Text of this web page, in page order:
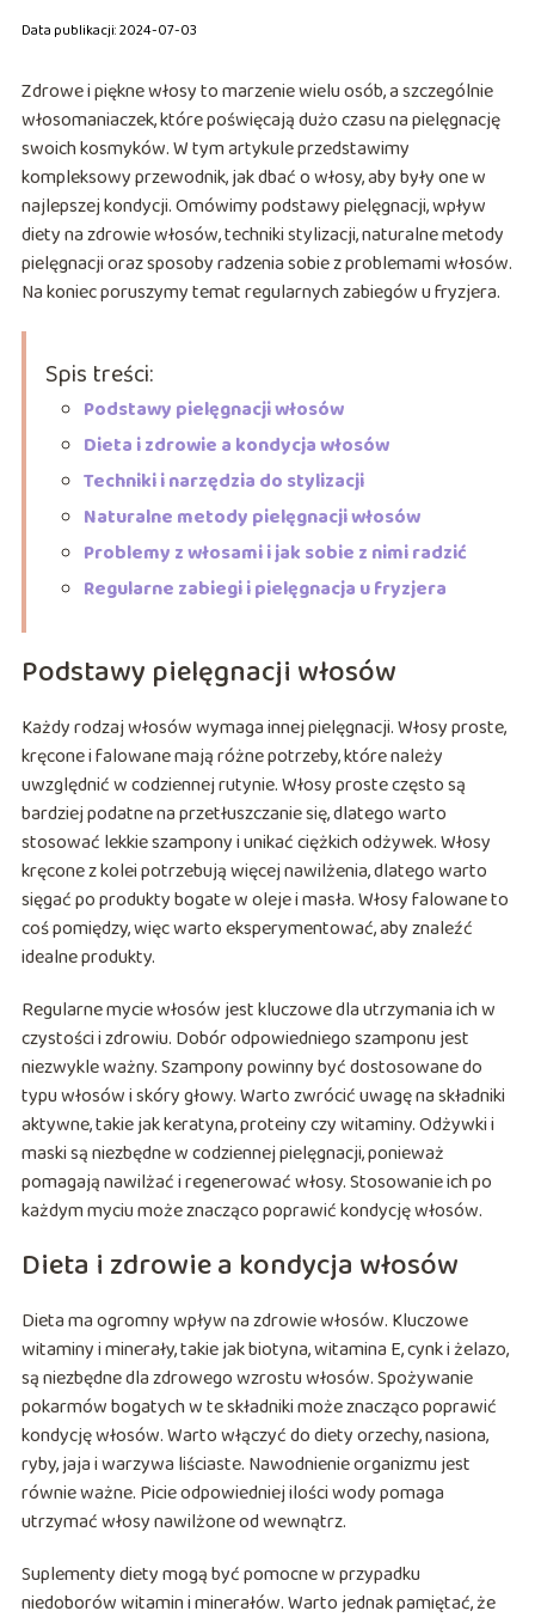
Data publikacji: 2024-07-03
Zdrowe i piękne włosy to marzenie wielu osób, a szczególnie
włosomaniaczek, które poświęcają dużo czasu na pielęgnację
swoich kosmyków. W tym artykule przedstawimy
kompleksowy przewodnik, jak dbać o włosy, aby były one w
najlepszej kondycji. Omówimy podstawy pielęgnacji, wpływ
diety na zdrowie włosów, techniki stylizacji, naturalne metody
pielęgnacji oraz sposoby radzenia sobie z problemami włosów.
Na koniec poruszymy temat regularnych zabiegów u fryzjera.
Spis treści:
Podstawy pielęgnacji włosów
Dieta i zdrowie a kondycja włosów
Techniki i narzędzia do stylizacji
Naturalne metody pielęgnacji włosów
Problemy z włosami i jak sobie z nimi radzić
Regularne zabiegi i pielęgnacja u fryzjera
Podstawy pielęgnacji włosów
Każdy rodzaj włosów wymaga innej pielęgnacji. Włosy proste,
kręcone i falowane mają różne potrzeby, które należy
uwzględnić w codziennej rutynie. Włosy proste często są
bardziej podatne na przetłuszczanie się, dlatego warto
stosować lekkie szampony i unikać ciężkich odżywek. Włosy
kręcone z kolei potrzebują więcej nawilżenia, dlatego warto
sięgać po produkty bogate w oleje i masła. Włosy falowane to
coś pomiędzy, więc warto eksperymentować, aby znaleźć
idealne produkty.
Regularne mycie włosów jest kluczowe dla utrzymania ich w
czystości i zdrowiu. Dobór odpowiedniego szamponu jest
niezwykle ważny. Szampony powinny być dostosowane do
typu włosów i skóry głowy. Warto zwrócić uwagę na składniki
aktywne, takie jak keratyna, proteiny czy witaminy. Odżywki i
maski są niezbędne w codziennej pielęgnacji, ponieważ
pomagają nawilżać i regenerować włosy. Stosowanie ich po
każdym myciu może znacząco poprawić kondycję włosów.
Dieta i zdrowie a kondycja włosów
Dieta ma ogromny wpływ na zdrowie włosów. Kluczowe
witaminy i minerały, takie jak biotyna, witamina E, cynk i żelazo,
są niezbędne dla zdrowego wzrostu włosów. Spożywanie
pokarmów bogatych w te składniki może znacząco poprawić
kondycję włosów. Warto włączyć do diety orzechy, nasiona,
ryby, jaja i warzywa liściaste. Nawodnienie organizmu jest
równie ważne. Picie odpowiedniej ilości wody pomaga
utrzymać włosy nawilżone od wewnątrz.
Suplementy diety mogą być pomocne w przypadku
niedoborów witamin i minerałów. Warto jednak pamiętać, że